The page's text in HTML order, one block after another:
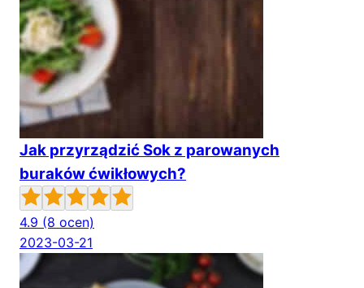
Jak przyrządzić Sok z parowanych
buraków ćwikłowych?
4.9 (8 ocen)
2023-03-21